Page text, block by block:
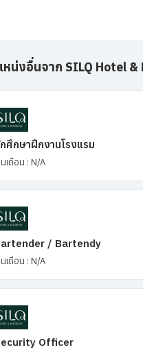
หน่งอื่นจาก SILQ Hotel &
ศึกษาฝึกงานโรงแรม
นเดือน : N/A
/ Bartendy
นเดือน : N/A
Officer